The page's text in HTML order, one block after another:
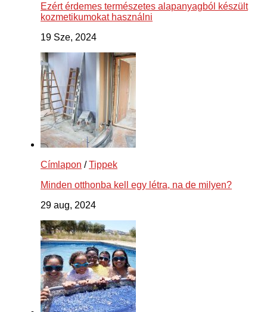
Ezért érdemes természetes alapanyagból készült
kozmetikumokat használni
19 Sze, 2024
Címlapon /Tippek
Minden otthonba kell egy létra, na de milyen?
29 aug, 2024